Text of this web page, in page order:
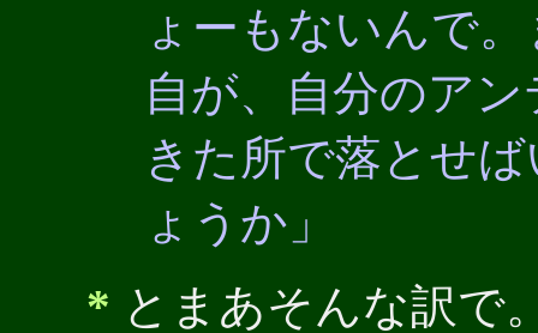
ょーもないんで
自が、自分のア
きた所で落とせ
ょうか」
* とまあそんな訳で